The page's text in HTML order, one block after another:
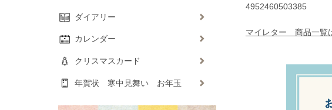
4952460503385
マイレター 商品一覧
ダイアリー
カレンダー
クリスマスカード
年賀状 寒中見舞い お年玉